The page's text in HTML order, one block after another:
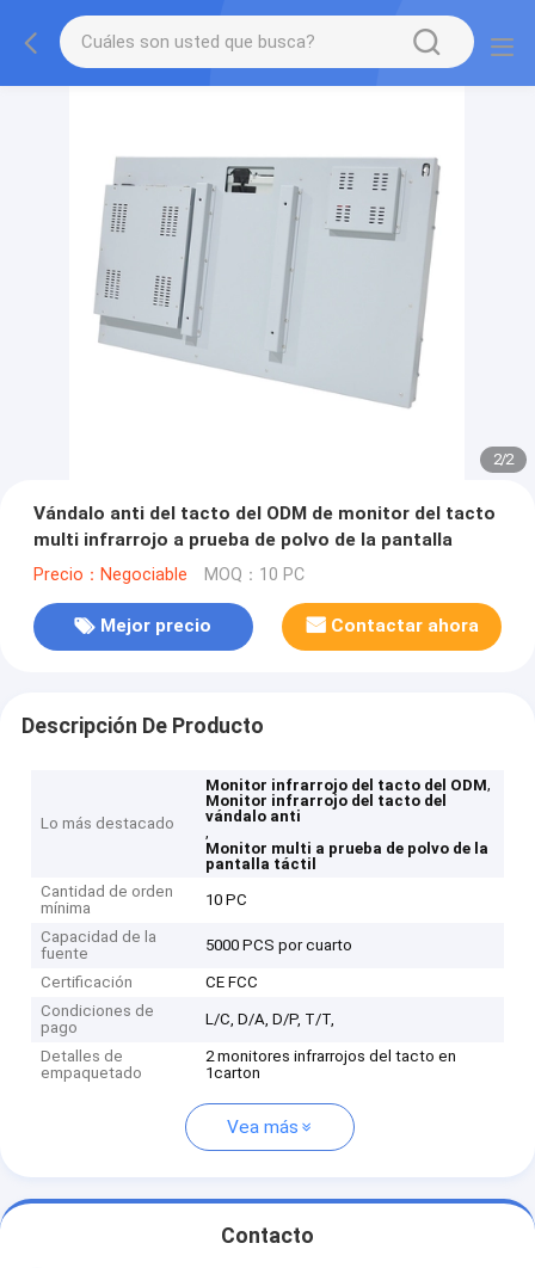
2/2
Vándalo anti del tacto del ODM de monitor del tacto
multi infrarrojo a prueba de polvo de la pantalla
Precio：Negociable MOQ：10 PC
Mejor precio Contactar ahora
Descripción De Producto
Lo más destacado
Monitor infrarrojo del tacto del ODM,
Monitor infrarrojo del tacto del
vándalo anti
,
Monitor multi a prueba de polvo de la
pantalla táctil
Cantidad de orden
mínima
10 PC
Capacidad de la
fuente
5000 PCS por cuarto
Certificación
CE FCC
Condiciones de
pago
L/C, D/A, D/P, T/T,
Detalles de
empaquetado
2 monitores infrarrojos del tacto en
1carton
Vea más
Contacto